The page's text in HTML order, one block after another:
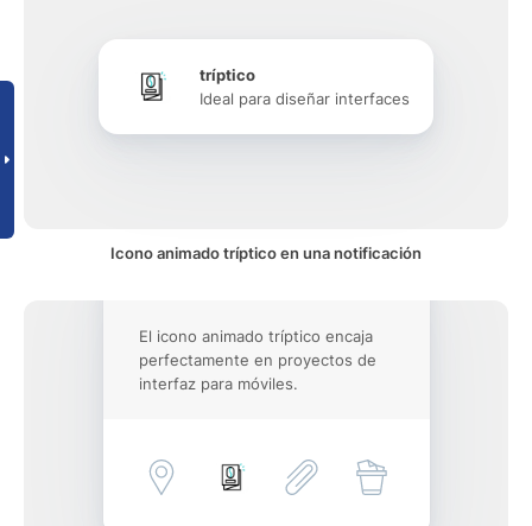
tríptico
Ideal para diseñar interfaces
Icono animado tríptico en una notificación
El icono animado tríptico encaja
perfectamente en proyectos de
interfaz para móviles.